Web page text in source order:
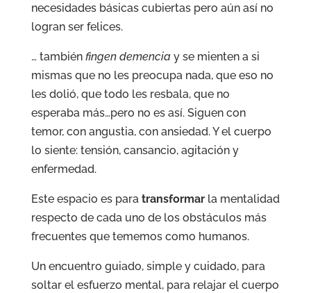
necesidades básicas cubiertas pero aún así no
logran ser felices.
… también fingen demenciay se mienten a si
mismas que no les preocupa nada, que eso no
les dolió, que todo les resbala, que no
esperaba más…pero no es así. Siguen con
temor, con angustia, con ansiedad.Y el cuerpo
lo siente: tensión, cansancio, agitación y
enfermedad.
Este espacio es para transformarla mentalidad
respecto de cada uno de los obstáculos más
frecuentes que tememos como humanos.
Un encuentro guiado, simple y cuidado, para
soltar el esfuerzo mental, para relajar el cuerpo